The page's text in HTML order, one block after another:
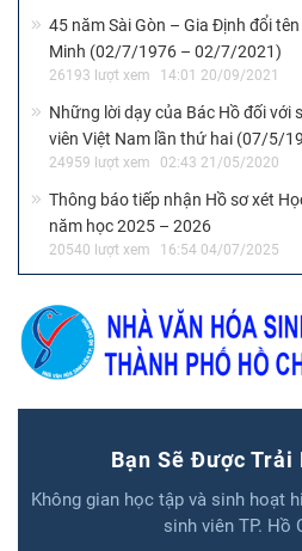
45 năm Sài Gòn – Gia Định đổi
Minh (02/7/1976 – 02/7/2021)
26193 lượt xem 14:01 20/09/2021
Những lời dạy của Bác Hồ đối với
viên Việt Nam lần thứ hai (07/5/
24959 lượt xem 02:43 21/05/2020
Thông báo tiếp nhận Hồ sơ xét
năm học 2025 – 2026
20540 lượt xem 16:54 04/07/2025
Bạn Sẽ Được Trải
Không gian học tập và sinh hoạt
sinh viên TP. Hồ